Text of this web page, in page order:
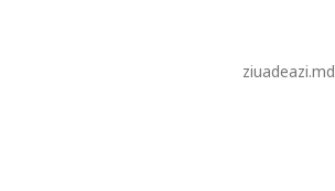
ziuadeazi.md